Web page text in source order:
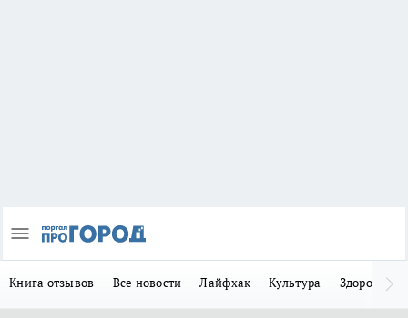
Книга отзывов Все новости Лайфхак Культура Здоровье